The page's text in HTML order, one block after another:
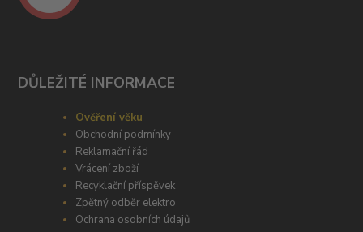
DŮLEŽITÉ INFORMACE
Ověření věku
Obchodní podmínky
Reklamační řád
Vrácení zboží
Recyklační příspěvek
Zpětný odběr elektro
Ochrana osobních údajů